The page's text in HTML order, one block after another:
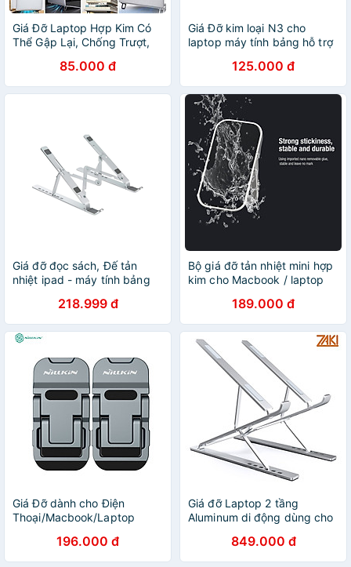
Giá Đỡ Laptop Hợp Kim Có
Thể Gập Lại, Chống Trượt,
85.000 đ
Giá Đỡ kim loại N3 cho
laptop máy tính bảng hỗ trợ
máy hàng nhập khẩu
125.000 đ
Giá đỡ đọc sách, Đế tản
nhiệt ipad - máy tính bảng
giúp cải thiện vấn đề cột
sống - Hàng chính hãng
218.999 đ
Bộ giá đỡ tản nhiệt mini hợp
kim cho Macbook / laptop
Plus portable stand thiết kế
chắn chắn, nhỏ gọn tiện
dụng, 3 chế độ gập - hàng
chính hãng
189.000 đ
Giá Đỡ dành cho Điện
Thoại/Macbook/Laptop
Portable Stand - Hàng Nhập
Khẩu
196.000 đ
Giá đỡ Laptop 2 tầng
Aluminum di động dùng cho
ZLS001 - Hàng Chính Hãng
849.000 đ